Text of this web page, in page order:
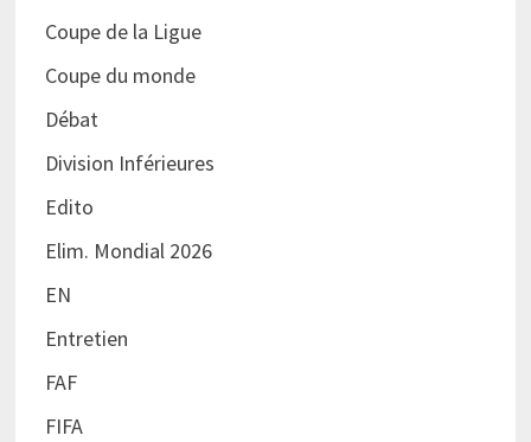
Coupe de la Ligue
Coupe du monde
Débat
Division Inférieures
Edito
Elim. Mondial 2026
EN
Entretien
FAF
FIFA